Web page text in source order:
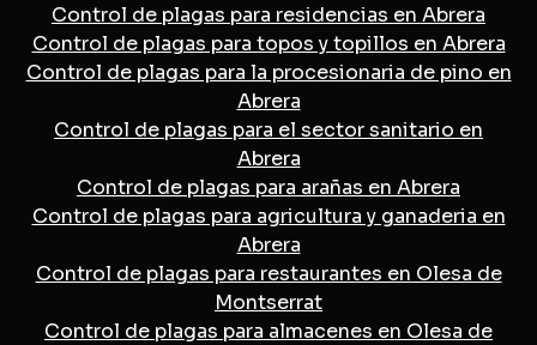
Control de plagas para residencias en Abrera
Control de plagas para topos y topillos en Abrera
Control de plagas para la procesionaria de pino en
Abrera
Control de plagas para el sector sanitario en
Abrera
Control de plagas para arañas en Abrera
Control de plagas para agricultura y ganaderia en
Abrera
Control de plagas para restaurantes en Olesa de
Montserrat
Control de plagas para almacenes en Olesa de